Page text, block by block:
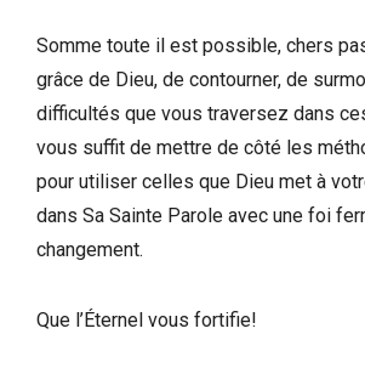
Somme toute il est possible, chers
grâce de Dieu, de contourner, de
difficultés que vous traversez dans
vous suffit de mettre de côté les
pour utiliser celles que Dieu met à
dans Sa Sainte Parole avec une foi
changement.
Que l’Éternel vous fortifie!